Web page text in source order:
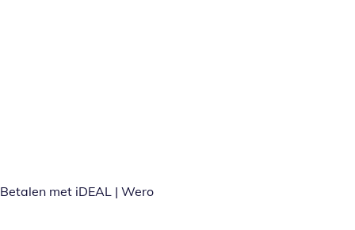
Betalen met iDEAL | Wero